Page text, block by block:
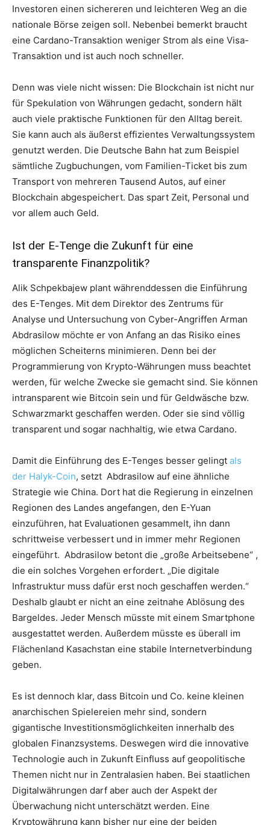
Investoren einen sichereren und leichteren Weg an die
nationale Börse zeigen soll. Nebenbei bemerkt braucht
eine Cardano-Transaktion weniger Strom als eine Visa-
Transaktion und ist auch noch schneller.
Denn was viele nicht wissen: Die Blockchain ist nicht nur
für Spekulation von Währungen gedacht, sondern hält
auch viele praktische Funktionen für den Alltag bereit.
Sie kann auch als äußerst effizientes Verwaltungssystem
genutzt werden. Die Deutsche Bahn hat zum Beispiel
sämtliche Zugbuchungen, vom Familien-Ticket bis zum
Transport von mehreren Tausend Autos, auf einer
Blockchain abgespeichert. Das spart Zeit, Personal und
vor allem auch Geld.
Ist der E-Tenge die Zukunft für eine
transparente Finanzpolitik?
Alik Schpekbajew plant währenddessen die Einführung
des E-Tenges. Mit dem Direktor des Zentrums für
Analyse und Untersuchung von Cyber-Angriffen Arman
Abdrasilow möchte er von Anfang an das Risiko eines
möglichen Scheiterns minimieren. Denn bei der
Programmierung von Krypto-Währungen muss beachtet
werden, für welche Zwecke sie gemacht sind. Sie können
intransparent wie Bitcoin sein und für Geldwäsche bzw.
Schwarzmarkt geschaffen werden. Oder sie sind völlig
transparent und sogar nachhaltig, wie etwa Cardano.
Damit die Einführung des E-Tenges besser gelingt als
der Halyk-Coin, setzt Abdrasilow auf eine ähnliche
Strategie wie China. Dort hat die Regierung in einzelnen
Regionen des Landes angefangen, den E-Yuan
einzuführen, hat Evaluationen gesammelt, ihn dann
schrittweise verbessert und in immer mehr Regionen
eingeführt. Abdrasilow betont die „große Arbeitsebene“ ,
die ein solches Vorgehen erfordert. „Die digitale
Infrastruktur muss dafür erst noch geschaffen werden.“
Deshalb glaubt er nicht an eine zeitnahe Ablösung des
Bargeldes. Jeder Mensch müsste mit einem Smartphone
ausgestattet werden. Außerdem müsste es überall im
Flächenland Kasachstan eine stabile Internetverbindung
geben.
Es ist dennoch klar, dass Bitcoin und Co. keine kleinen
anarchischen Spielereien mehr sind, sondern
gigantische Investitionsmöglichkeiten innerhalb des
globalen Finanzsystems. Deswegen wird die innovative
Technologie auch in Zukunft Einfluss auf geopolitische
Themen nicht nur in Zentralasien haben. Bei staatlichen
Digitalwährungen darf aber auch der Aspekt der
Überwachung nicht unterschätzt werden. Eine
Kryptowährung kann bisher nur eine der beiden